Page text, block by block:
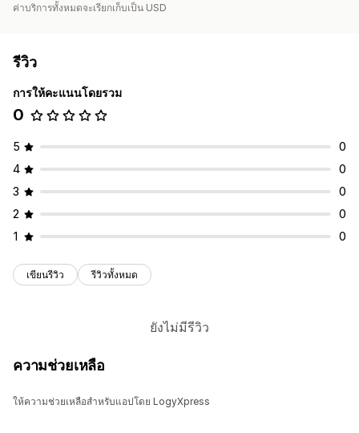
ค่าบริการทั้งหมดจะเรียกเก็บเป็น USD
รีวิว
การให้คะแนนโดยรวม
0
5
0
4
0
3
0
2
0
1
0
เขียนรีวิว รีวิวทั้งหมด
ยังไม่มีรีวิว
ความช่วยเหลือ
ให้ความช่วยเหลือสำหรับแอปโดย LogyXpress